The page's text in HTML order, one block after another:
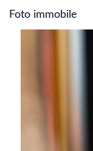
Foto immobile